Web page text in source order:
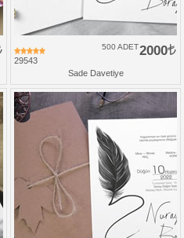
29543
2000
500 ADET
Sade Davetiye